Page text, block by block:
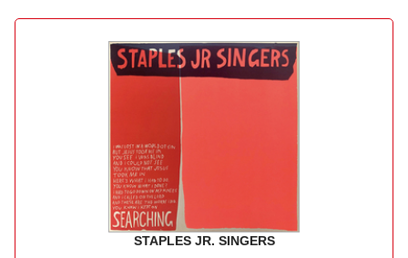
STAPLES JR. SINGERS